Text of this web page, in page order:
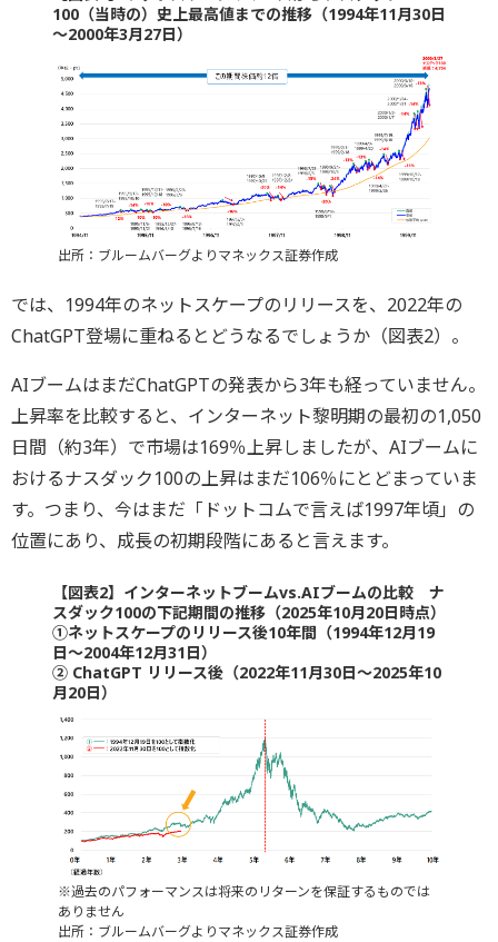
100（当時の）史上最高値までの推移（1994年11月30日
～2000年3月27日）
出所：ブルームバーグよりマネックス証券作成
では、1994年のネットスケープのリリースを、2022年の
ChatGPT登場に重ねるとどうなるでしょうか（図表2）。
AIブームはまだChatGPTの発表から3年も経っていません。
上昇率を比較すると、インターネット黎明期の最初の1,050
日間（約3年）で市場は169％上昇しましたが、AIブームに
おけるナスダック100の上昇はまだ106％にとどまっていま
す。つまり、今はまだ「ドットコムで言えば1997年頃」の
位置にあり、成長の初期段階にあると言えます。
【図表2】インターネットブームvs.AIブームの比較 ナ
スダック100の下記期間の推移（2025年10月20日時点）
①ネットスケープのリリース後10年間（1994年12月19
日～2004年12月31日）
② ChatGPT リリース後（2022年11月30日～2025年10
月20日）
※過去のパフォーマンスは将来のリターンを保証するものでは
ありません
出所：ブルームバーグよりマネックス証券作成